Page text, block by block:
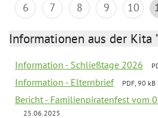
6
7 8 9 10
Informationen aus der Kita
Information - Schließtage 2026
Information - Elternbrief PDF, 90 kB
Bericht - Familienpiratenfest vom
25.06.2025